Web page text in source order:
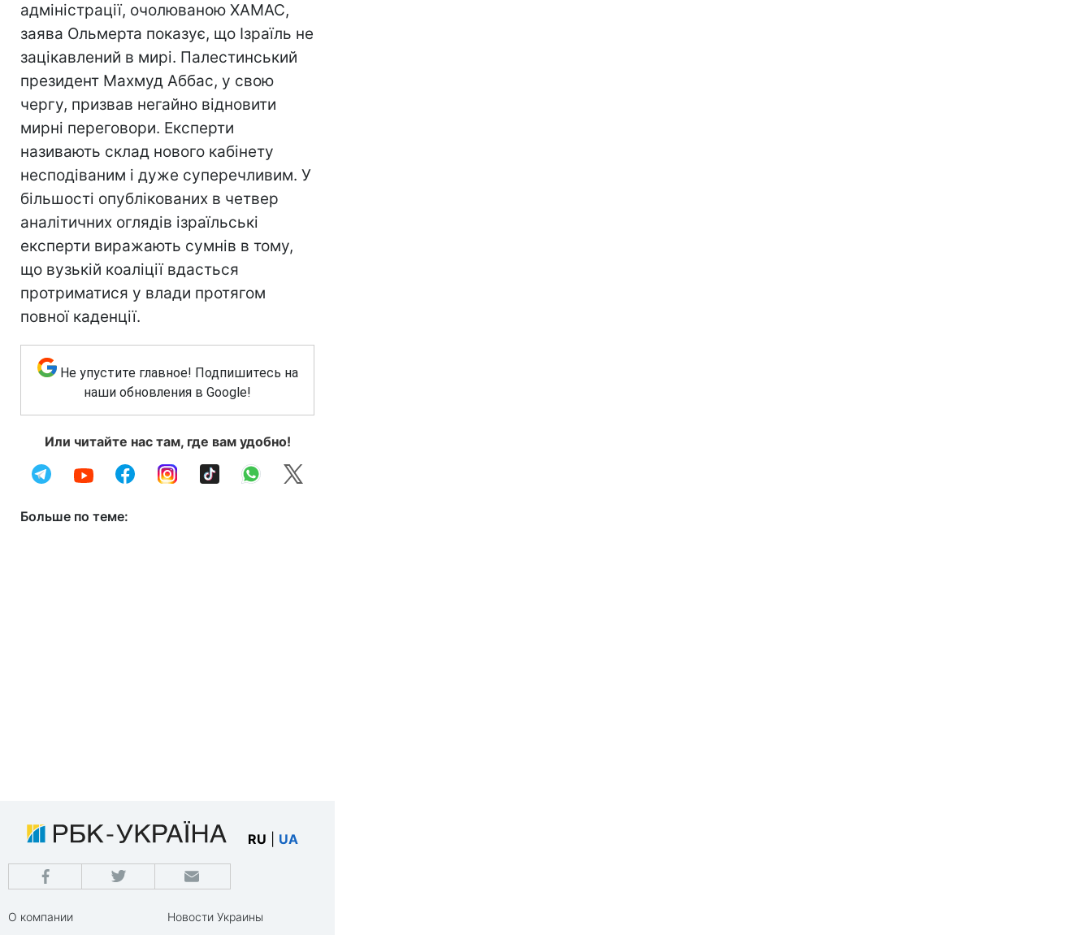
адміністрації, очолюваною ХАМАС,
заява Ольмерта показує, що Ізраїль не
зацікавлений в мирі. Палестинський
президент Махмуд Аббас, у свою
чергу, призвав негайно відновити
мирні переговори. Експерти
називають склад нового кабінету
несподіваним і дуже суперечливим. У
більшості опублікованих в четвер
аналітичних оглядів ізраїльські
експерти виражають сумнів в тому,
що вузькій коаліції вдасться
протриматися у влади протягом
повної каденції.
Не упустите главное! Подпишитесь на
наши обновления в Google!
Или читайте нас там, где вам удобно!
Больше по теме:
RU UA
О компании
Новости Украины